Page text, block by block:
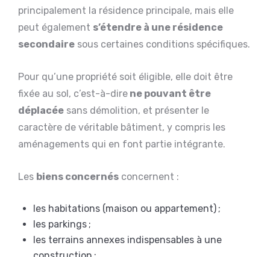
principalement la résidence principale, mais elle
peut également s’étendre à une résidence
secondaire sous certaines conditions spécifiques.
Pour qu’une propriété soit éligible, elle doit être
fixée au sol, c’est-à-dire ne pouvant être
déplacée sans démolition, et présenter le
caractère de véritable bâtiment, y compris les
aménagements qui en font partie intégrante.
Les biens concernés concernent :
les habitations (maison ou appartement) ;
les parkings ;
les terrains annexes indispensables à une